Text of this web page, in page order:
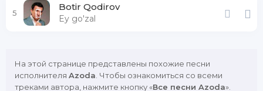
5
Botir Qodirov
Ey go'zal
На этой странице представлены похожие песни
исполнителя Azoda . Чтобы ознакомиться со всеми
треками автора, нажмите кнопку «Все песни Azoda».